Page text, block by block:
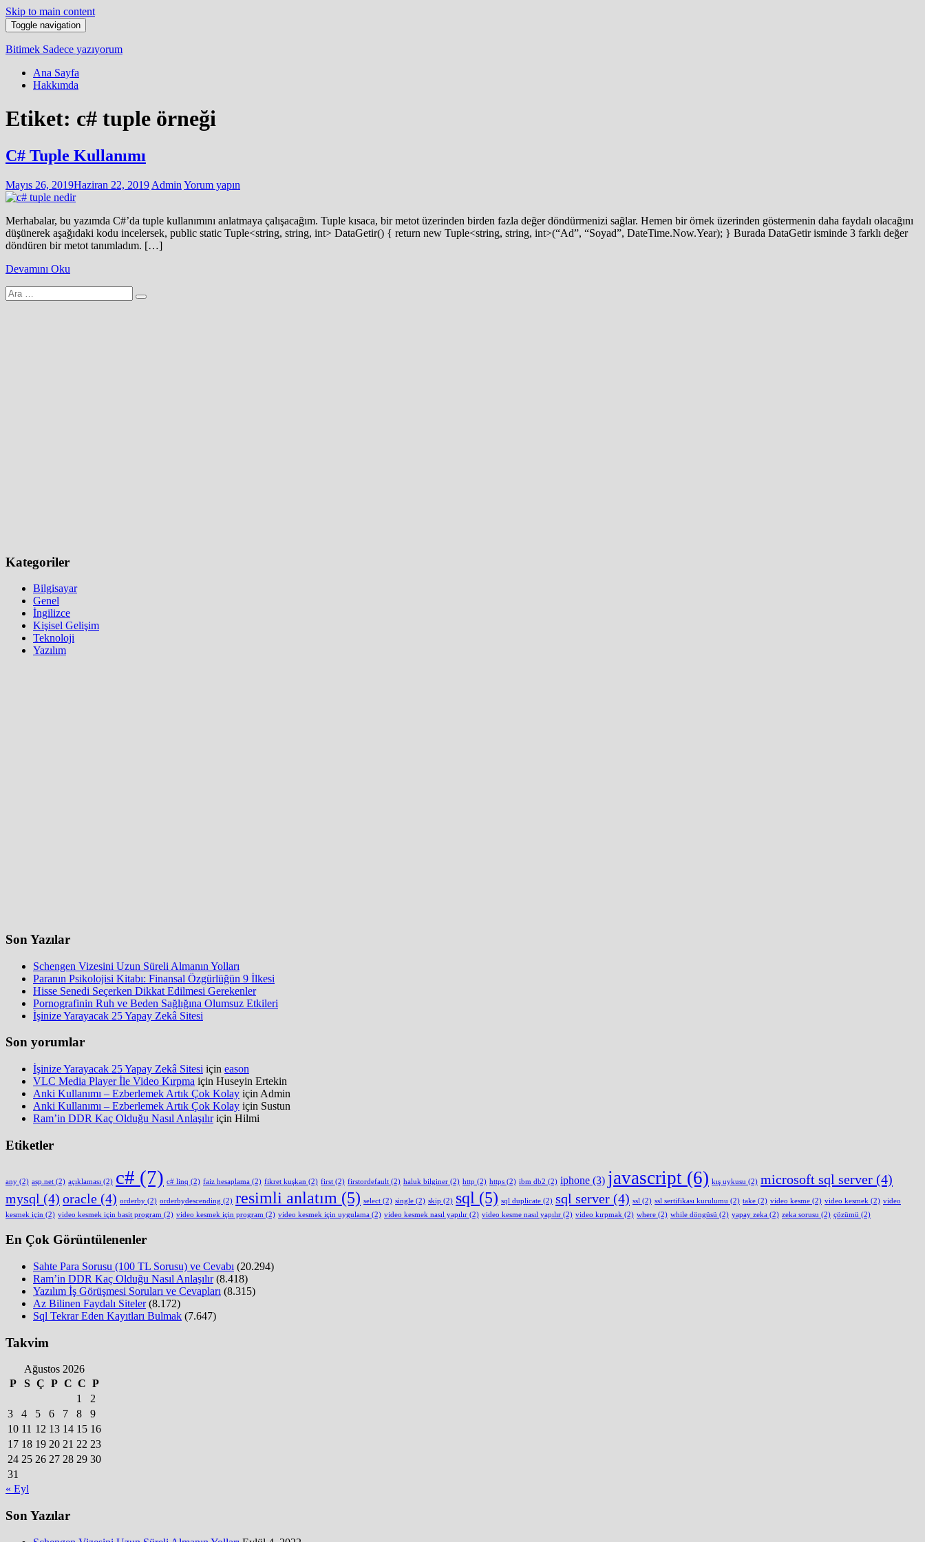
Skip to main content
Toggle navigation
Bitimek Sadece yazıyorum
Ana Sayfa
Hakkımda
Etiket: c# tuple örneği
C# Tuple Kullanımı
Mayıs 26, 2019Haziran 22, 2019 Admin Yorum yapın
Merhabalar, bu yazımda C#’da tuple kullanımını anlatmaya çalışacağım. Tuple kısaca, bir metot üzerinden birden fazla değer döndürmenizi sağlar. Hemen bir örnek üzerinden göstermenin daha faydalı olacağını
düşünerek aşağıdaki kodu incelersek, public static Tuple<string, string, int> DataGetir() { return new Tuple<string, string, int>(“Ad”, “Soyad”, DateTime.Now.Year); } Burada DataGetir isminde 3 farklı değer
döndüren bir metot tanımladım. […]
Devamını Oku
Arama
yap:
Kategoriler
Bilgisayar
Genel
İngilizce
Kişisel Gelişim
Teknoloji
Yazılım
Son Yazılar
Schengen Vizesini Uzun Süreli Almanın Yolları
Paranın Psikolojisi Kitabı: Finansal Özgürlüğün 9 İlkesi
Hisse Senedi Seçerken Dikkat Edilmesi Gerekenler
Pornografinin Ruh ve Beden Sağlığına Olumsuz Etkileri
İşinize Yarayacak 25 Yapay Zekâ Sitesi
Son yorumlar
İşinize Yarayacak 25 Yapay Zekâ Sitesi için eason
VLC Media Player İle Video Kırpma için Huseyin Ertekin
Anki Kullanımı – Ezberlemek Artık Çok Kolay için Admin
Anki Kullanımı – Ezberlemek Artık Çok Kolay için Sustun
Ram’in DDR Kaç Olduğu Nasıl Anlaşılıriçin Hilmi
Etiketler
any (2) asp.net (2) açıklaması (2) c# (7) c# linq (2) faiz hesaplama (2) fikret kuşkan (2) first (2) firstordefault (2) haluk bilginer (2) http (2) https (2) ibm db2 (2) iphone (3) javascript (6) kış uykusu (2) microsoft sql server (4)
mysql (4) oracle (4) orderby (2) orderbydescending (2) resimli anlatım (5) select (2) single (2) skip (2) sql (5) sql duplicate (2) sql server (4) ssl (2) ssl sertifikası kurulumu (2) take (2) video kesme (2) video kesmek (2) video
kesmek için (2) video kesmek için basit program (2) video kesmek için program (2) video kesmek için uygulama (2) video kesmek nasıl yapılır (2) video kesme nasıl yapılır (2) video kırpmak (2) where (2) while döngüsü (2) yapay zeka (2) zeka sorusu (2) çözümü (2)
En Çok Görüntülenenler
Sahte Para Sorusu (100 TL Sorusu) ve Cevabı (20.294)
Ram’in DDR Kaç Olduğu Nasıl Anlaşılır (8.418)
Yazılım İş Görüşmesi Soruları ve Cevapları (8.315)
Az Bilinen Faydalı Siteler (8.172)
Sql Tekrar Eden Kayıtları Bulmak (7.647)
Takvim
Ağustos 2026
P
S Ç P C C P
1
2
3
4 5 6 7 8
9
10 11 12 13 14 15 16
17 18 19 20 21 22 23
24 25 26 27 28 29 30
31
« Eyl
Son Yazılar